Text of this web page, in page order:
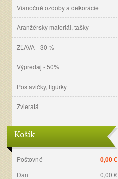
Vianočné ozdoby a dekorácie
Aranžérsky materiál, tašky
ZĽAVA - 30 %
Výpredaj - 50%
Postavičky, figúrky
Zvieratá
Košík
0,00 €
Poštovné
0,00 €
Daň